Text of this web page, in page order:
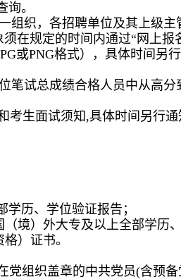
。
组织，各招聘单位及其上级
在规定的时间内通过“网上
或PNG格式），具体时间另
笔试总成绩合格人员中从高
生面试须知,具体时间另行通
学历、学位验证报告；
境）外大专及以上全部学历
）证书。
党组织盖章的中共党员(含预备